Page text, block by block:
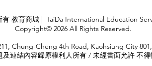
有 教育商城 | TaiDa International Education
Copyright© 2026 All Rights Reserved.
Chung-Cheng 4th Road, Kaohsiung City
及連結內容歸原權利人所有 / 未經書面允許 不